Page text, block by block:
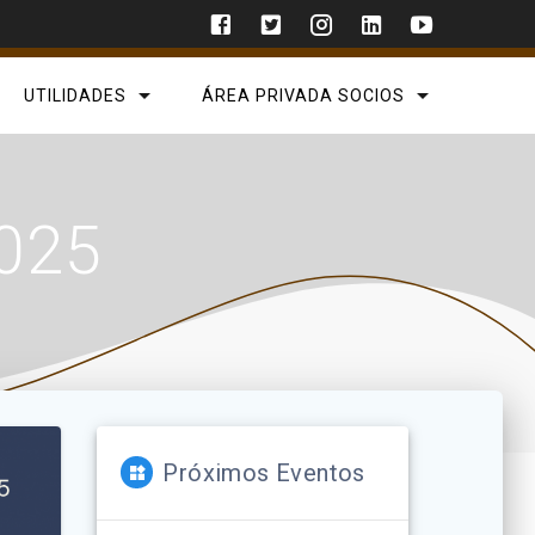
UTILIDADES ÁREA PRIVADA SOCIOS
Próximos Eventos